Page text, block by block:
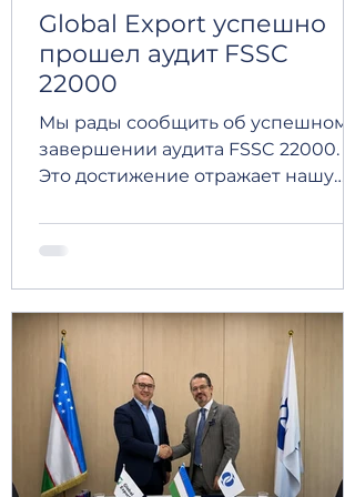
Global Export успешно
прошел аудит FSSC
22000
Мы рады сообщить об успешном
завершении аудита FSSC 22000.
Это достижение отражает нашу
безопасности пищевой
продукции, высокому качеству и
совершенствованию. Оно
подтверждает эффективность
наших систем управления и
стремление соответствовать
международно признанным
стандартам. Мы искренне
благодарим всех, кто внес свой